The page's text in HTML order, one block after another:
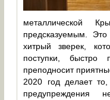
металлической
предсказуемым.
хитрый зверек,
поступки,
преподносит
2020 год делает
предупреждения